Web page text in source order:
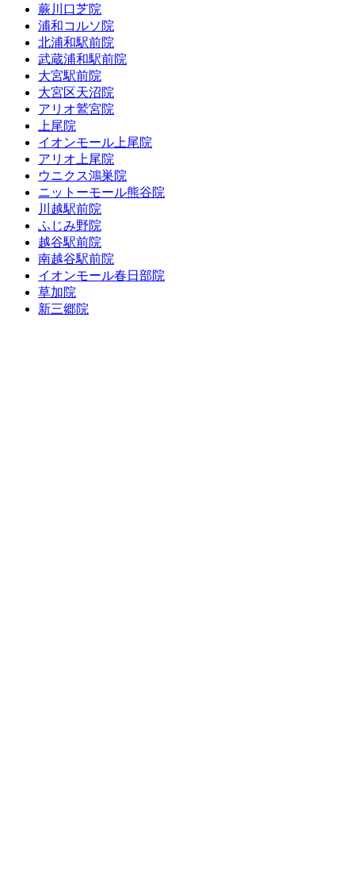
蕨川口芝院
浦和コルソ院
北浦和駅前院
武蔵浦和駅前院
大宮駅前院
大宮区天沼院
アリオ鷲宮院
上尾院
イオンモール上尾院
アリオ上尾院
ウニクス鴻巣院
ニットーモール熊谷院
川越駅前院
ふじみ野院
越谷駅前院
南越谷駅前院
イオンモール春日部院
草加院
新三郷院